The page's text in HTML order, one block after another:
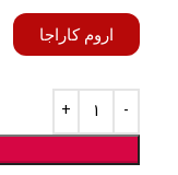
اروم کاراجا